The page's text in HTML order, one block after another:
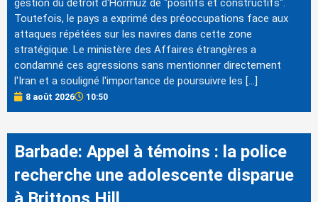
gestion du détroit d'Hormuz de "positifs et constructifs".
Toutefois, le pays a exprimé des préoccupations face aux
attaques répétées sur les navires dans cette zone
stratégique. Le ministère des Affaires étrangères a
condamné ces agressions sans mentionner directement
l'Iran et a souligné l'importance de poursuivre les […]
8 août 2026 10:50
Barbade: Appel à témoins : la police
recherche une adolescente disparue